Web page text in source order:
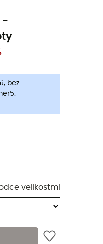
-
bez
velikostmi